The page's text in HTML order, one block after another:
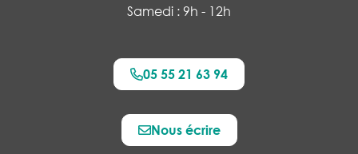
Samedi : 9h - 12h
05 55 21 63 94
Nous écrire